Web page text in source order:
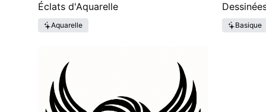
Éclats d'Aquarelle
Aquarelle Basique